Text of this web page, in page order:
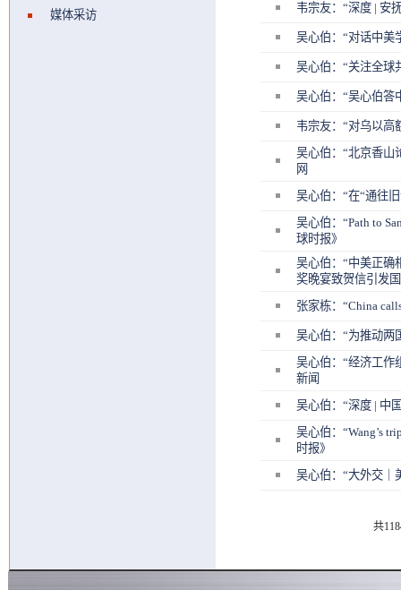
媒体采访
韦宗友：“深度 | 安
吴心伯：“对话中美
吴心伯：“关注全球
吴心伯：“吴心伯答
韦宗友：“对乌以高
吴心伯：“北京香山
网
吴心伯：“在“通往
吴心伯：“Path to
球时报》
吴心伯：“中美正
奖晚宴致贺信引发
张家栋：“China
吴心伯：“为推动两
吴心伯：“经济工作
新闻
吴心伯：“深度 | 中
吴心伯：“Wang’s
时报》
吴心伯：“大外交｜
共